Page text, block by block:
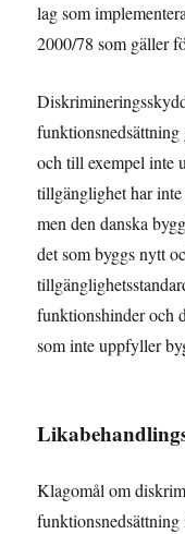
lag som
2000/78 som gäller
funktionsnedsättning
och till exempel inte
tillgänglighet har
men den danska
det som byggs nytt
funktionshinder och
som inte uppfyller
Klagomål om